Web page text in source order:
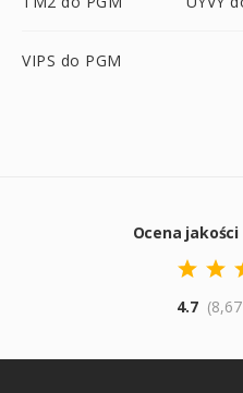
VIPS do PGM
Ocena
4.7